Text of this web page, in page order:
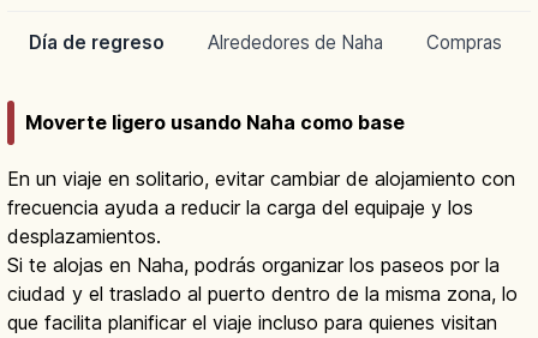
Día de regreso Alrededores de Naha Compras
Moverte ligero usando Naha como base
En un viaje en solitario, evitar cambiar de alojamiento con
frecuencia ayuda a reducir la carga del equipaje y los
desplazamientos.
Si te alojas en Naha, podrás organizar los paseos por la
ciudad y el traslado al puerto dentro de la misma zona, lo
que facilita planificar el viaje incluso para quienes visitan